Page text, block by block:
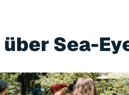
über Sea-